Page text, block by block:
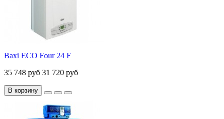
Baxi ECO Four 24 F
35 748 руб 31 720 руб
В корзину